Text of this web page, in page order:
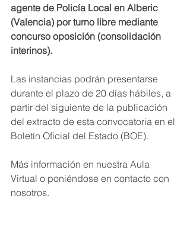
agente de Policía Local en Alberic
(Valencia) por turno libre mediante
concurso oposición (consolidación
interinos).
Las instancias podrán presentarse
durante el plazo de 20 días hábiles, a
partir del siguiente de la publicación
del extracto de esta convocatoria en el
Boletín Oficial del Estado (BOE).
Más información en nuestra Aula
Virtual o poniéndose en contacto con
nosotros.